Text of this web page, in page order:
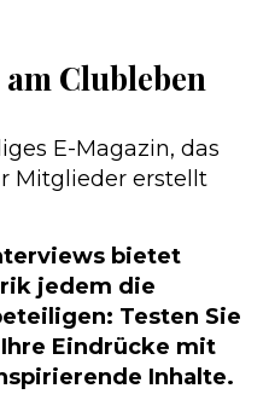
Clubleben
E-Magazin, das
Mitglieder erstellt
bietet
jedem die
Testen Sie
Eindrücke mit
Inhalte.